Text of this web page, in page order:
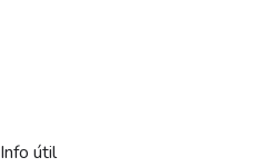
Info útil